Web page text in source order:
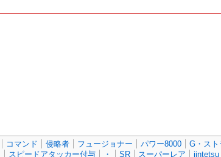
コマンド 侵略者 フュージョナー パワー8000 G・スト
スピードアタッカー付与 ・ SR スーパーレア jintetsu